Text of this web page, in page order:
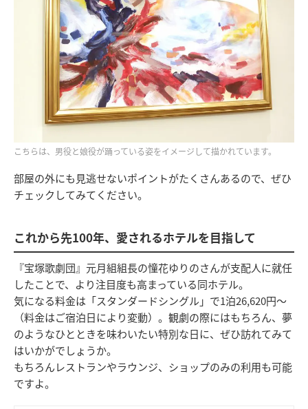
こちらは、男役と娘役が踊っている姿をイメージして描かれています。
部屋の外にも見逃せないポイントがたくさんあるので、ぜひ
チェックしてみてください。
これから先100年、愛されるホテルを目指して
『宝塚歌劇団』元月組組長の憧花ゆりのさんが支配人に就任
したことで、より注目度も高まっている同ホテル。
気になる料金は「スタンダードシングル」で1泊26,620円〜
（料金はご宿泊日により変動）。観劇の際にはもちろん、夢
のようなひとときを味わいたい特別な日に、ぜひ訪れてみて
はいかがでしょうか。
もちろんレストランやラウンジ、ショップのみの利用も可能
ですよ。